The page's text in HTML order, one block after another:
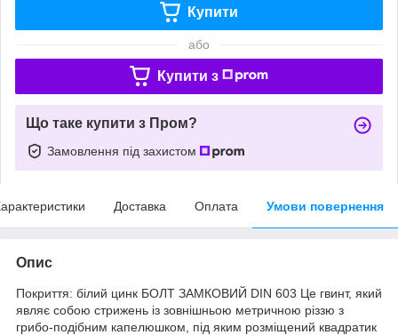
Купити
або
Купити з
Що таке купити з Пром?
Замовлення під захистом
Доставка Оплата Умови повернення
Опис
Покриття: білий цинк БОЛТ ЗАМКОВИЙ DIN 603 Це гвинт, який
являє собою стрижень із зовнішньою метричною різзю з
грибо-подібним капелюшком, під яким розміщений квадратик